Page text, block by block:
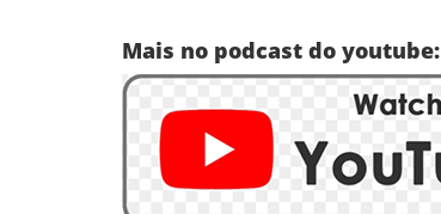
Mais no podcast do youtube: